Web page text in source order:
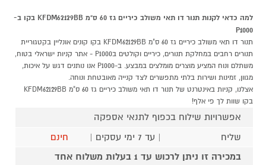
למה כדאי לקנות תנור דו תאי משולב כיריים גז 60 ס"מ KFDM62129BB בקו ב-
P1000
תנור דו תאי משולב כיריים גז 60 ס"מ KFDM62129BB בקו קונים אונליין בקטגוריית
תנורים רחבים במחלקת תנורים, כיריים וקולטים בP1000 - אתר קניות ישראלי בטוח,
משתלם ונוח המציע מוצרים מומלצים במבצע. ב-P1000 אנו נותנים דגש על איכות,
מגוון, זמינות ושירות בלתי מתפשרים לצד קנייה מאובטחת ונוחה.
אצלנו, קניות באינטרנט של תנור דו תאי משולב כיריים גז 60 ס"מ KFDM62129BB
בקו שוות לך פי אלף!
אפשרויות שילוח בכפוף לתנאי אספקה
שליח
| עד 7 ימי עסקים |
חינם
במכירה זו ניתן לרכוש עד 1 בעלות משלוח אחד